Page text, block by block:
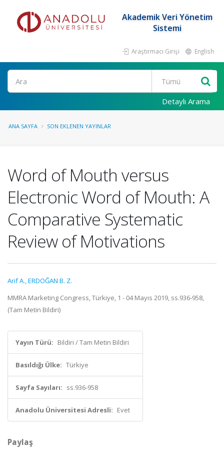
Akademik Veri Yönetim
Sistemi
Araştırmacı Girişi English
Ara
Detaylı Arama
ANA SAYFA SON EKLENEN YAYINLAR
Word of Mouth versus
Electronic Word of Mouth: A
Comparative Systematic
Review of Motivations
Arif A.,ERDOĞAN B. Z.
MMRA Marketing Congress, Türkiye, 1 - 04 Mayıs 2019, ss.936-958,
(Tam Metin Bildiri)
Yayın Türü: Bildiri / Tam Metin Bildiri
Basıldığı Ülke: Türkiye
Sayfa Sayıları: ss.936-958
Anadolu Üniversitesi Adresli: Evet
Paylaş